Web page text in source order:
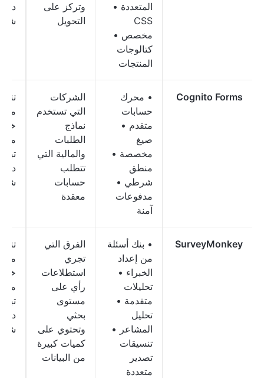
المتعددة •
CSS
مخصص •
كتالوجات
المنتجات
وتركز على
التحويل
Cognito Forms
• محرك
حسابات
متقدم •
صيغ
مخصصة •
منطق
شرطي •
مدفوعات
آمنة
الشركات
التي تستخدم
نماذج
الطلبات
والمالية التي
تتطلب
حسابات
معقدة
SurveyMonkey
• بنك أسئلة
من إعداد
الخبراء •
تحليلات
متقدمة •
تحليل
المشاعر •
تنسيقات
تصدير
متعددة
الفرق التي
تجري
استطلاعات
رأي على
مستوى
بحثي
وتحتوي على
كميات كبيرة
من البيانات